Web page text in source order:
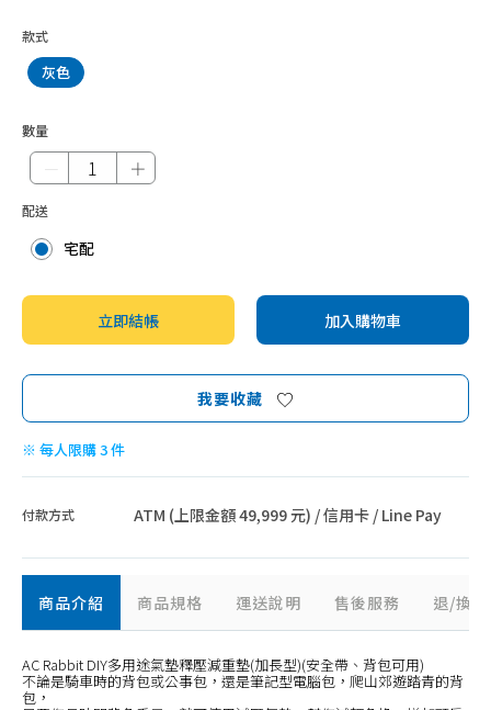
款式
灰色
數量
＋
配送
宅配
立即結帳 加入購物車
我要收藏
※ 每人限購 3 件
付款方式 ATM (上限金額 49,999 元) / 信用卡 / Line Pay
商品介紹 商品規格 運送說明 售後服務 退/換
AC Rabbit DIY多用途氣墊釋壓減重墊(加長型)(安全帶、背包可用)
不論是騎車時的背包或公事包，還是筆記型電腦包，爬山郊遊踏青的背
包，